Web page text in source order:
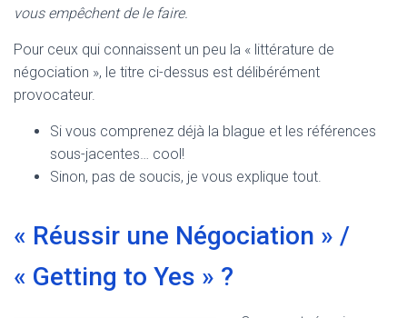
vous empêchent de le faire.
Pour ceux qui connaissent un peu la « littérature de
négociation », le titre ci-dessus est délibérément
provocateur.
Si vous comprenez déjà la blague et les références
sous-jacentes… cool!
Sinon, pas de soucis, je vous explique tout.
« Réussir une Négociation » /
« Getting to Yes » ?